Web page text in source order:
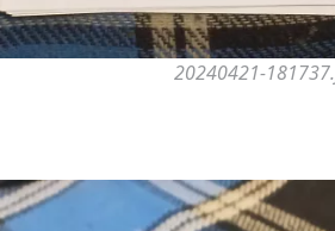
20240421-